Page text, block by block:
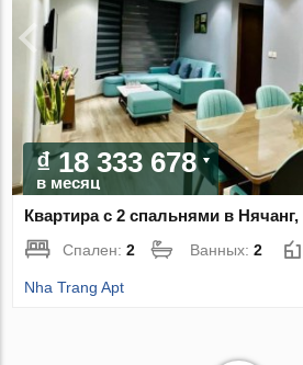
₫ 18 333 678
в месяц
Квартира с 2 спальнями в
Спален:2 Ванных:2
Nha Trang Apt